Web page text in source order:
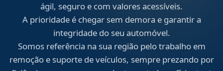
ágil, seguro e com valores acessíveis.
A prioridade é chegar sem demora e garantir a
integridade do seu automóvel.
Somos referência na sua região pelo trabalho em
remoção e suporte de veículos, sempre prezando por